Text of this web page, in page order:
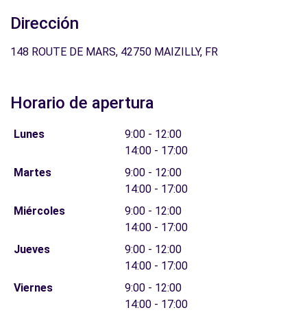
Dirección
148 ROUTE DE MARS, 42750 MAIZILLY, FR
Horario de apertura
Lunes
9:00 - 12:00
14:00 - 17:00
Martes
9:00 - 12:00
14:00 - 17:00
Miércoles
9:00 - 12:00
14:00 - 17:00
Jueves
9:00 - 12:00
14:00 - 17:00
Viernes
9:00 - 12:00
14:00 - 17:00